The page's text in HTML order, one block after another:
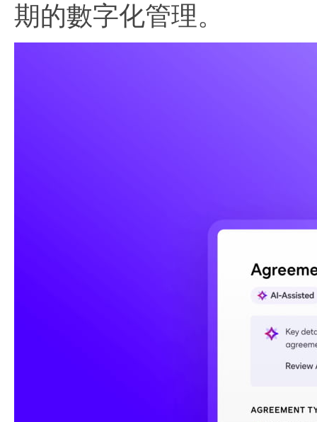
期的數字化管理。